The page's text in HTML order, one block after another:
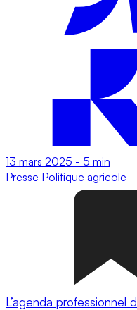
13 mars 2025 - 5 min
Presse Politique agricole
L’agenda professionnel